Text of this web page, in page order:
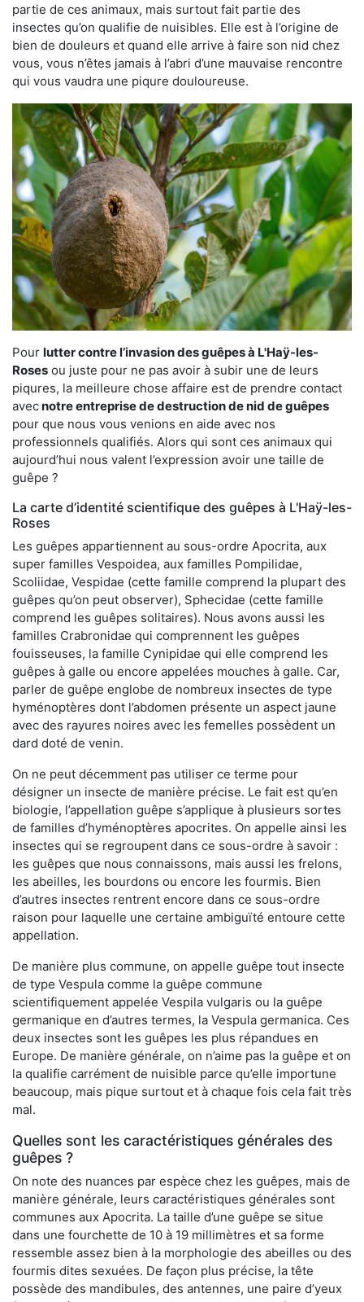
partie de ces animaux, mais surtout fait partie des
insectes qu’on qualifie de nuisibles. Elle est à l’origine de
bien de douleurs et quand elle arrive à faire son nid chez
vous, vous n’êtes jamais à l’abri d’une mauvaise rencontre
qui vous vaudra une piqure douloureuse.
Pour lutter contre l’invasion des guêpes à L'Haÿ-les-
Roses ou juste pour ne pas avoir à subir une de leurs
piqures, la meilleure chose affaire est de prendre contact
avecnotre entreprise de destruction de nid de guêpes
pour que nous vous venions en aide avec nos
professionnels qualifiés. Alors qui sont ces animaux qui
aujourd’hui nous valent l’expression avoir une taille de
guêpe ?
La carte d’identité scientifique des guêpes à L'Haÿ-les-
Roses
Les guêpes appartiennent au sous-ordre Apocrita, aux
super familles Vespoidea, aux familles Pompilidae,
Scoliidae, Vespidae (cette famille comprend la plupart des
guêpes qu’on peut observer), Sphecidae (cette famille
comprend les guêpes solitaires). Nous avons aussi les
familles Crabronidae qui comprennent les guêpes
fouisseuses, la famille Cynipidae qui elle comprend les
guêpes à galle ou encore appelées mouches à galle. Car,
parler de guêpe englobe de nombreux insectes de type
hyménoptères dont l’abdomen présente un aspect jaune
avec des rayures noires avec les femelles possèdent un
dard doté de venin.
On ne peut décemment pas utiliser ce terme pour
désigner un insecte de manière précise. Le fait est qu’en
biologie, l’appellation guêpe s’applique à plusieurs sortes
de familles d’hyménoptères apocrites. On appelle ainsi les
insectes qui se regroupent dans ce sous-ordre à savoir :
les guêpes que nous connaissons, mais aussi les frelons,
les abeilles, les bourdons ou encore les fourmis. Bien
d’autres insectes rentrent encore dans ce sous-ordre
raison pour laquelle une certaine ambiguïté entoure cette
appellation.
De manière plus commune, on appelle guêpe tout insecte
de type Vespula comme la guêpe commune
scientifiquement appelée Vespila vulgaris ou la guêpe
germanique en d’autres termes, la Vespula germanica. Ces
deux insectes sont les guêpes les plus répandues en
Europe. De manière générale, on n’aime pas la guêpe et on
la qualifie carrément de nuisible parce qu’elle importune
beaucoup, mais pique surtout et à chaque fois cela fait très
mal.
Quelles sont les caractéristiques générales des
guêpes ?
On note des nuances par espèce chez les guêpes, mais de
manière générale, leurs caractéristiques générales sont
communes aux Apocrita. La taille d’une guêpe se situe
dans une fourchette de 10 à 19 millimètres et sa forme
ressemble assez bien à la morphologie des abeilles ou des
fourmis dites sexuées. De façon plus précise, la tête
possède des mandibules, des antennes, une paire d’yeux